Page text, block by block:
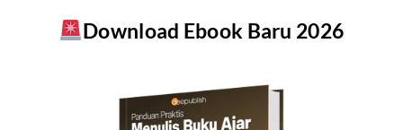
Download Ebook Baru 2026